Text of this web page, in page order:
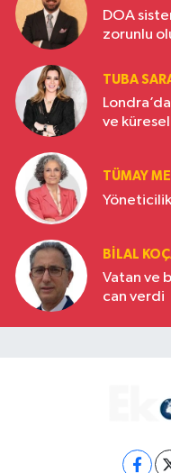
DOA
zorunlu
TUBA
ve
TÜMAY
BILAL
Vatan ve
can verdi